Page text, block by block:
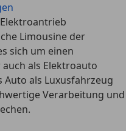
Limousine der
sich um einen
als Elektroauto
als Luxusfahrzeug
Verarbeitung und